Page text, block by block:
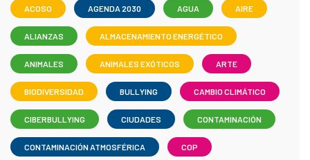
ACOSO AGENDA 2030 AGUA AIRE
ALIANZAS ALMACENAMIENTO ENERGÉTICO
ANIMALES ANIMALES EXÓTICOS ARTE
BIODIVERSIDAD BULLYING CAMBIO CLIMÁTICO
CIBERBULLYING CIUDADES CONTAMINACIÓN
CONTAMINACIÓN ATMOSFÉRICA COP